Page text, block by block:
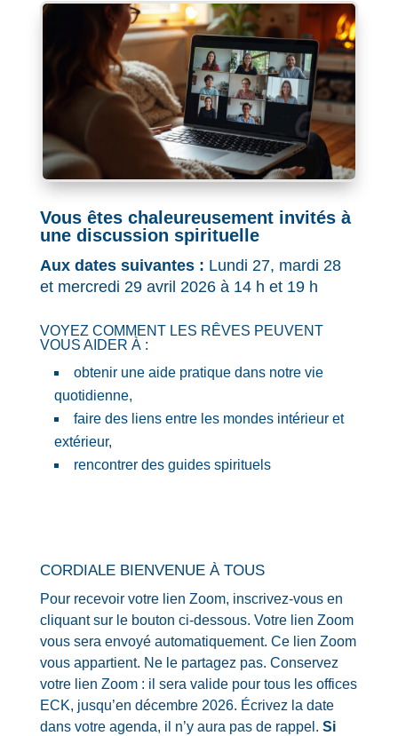
Vous êtes chaleureusement invités à
une discussion spirituelle
Aux dates suivantes : Lundi 27, mardi 28
et mercredi 29 avril 2026 à 14 h et 19 h
VOYEZ COMMENT LES RÊVES PEUVENT
VOUS AIDER À :
obtenir une aide pratique dans notre vie
quotidienne,
faire des liens entre les mondes intérieur et
extérieur,
rencontrer des guides spirituels
CORDIALE BIENVENUE À TOUS
Pour recevoir votre lien Zoom, inscrivez-vous en
cliquant sur le bouton ci-dessous. Votre lien Zoom
vous sera envoyé automatiquement. Ce lien Zoom
vous appartient. Ne le partagez pas. Conservez
votre lien Zoom : il sera valide pour tous les offices
ECK, jusqu’en décembre 2026. Écrivez la date
dans votre agenda, il n’y aura pas de rappel. Si